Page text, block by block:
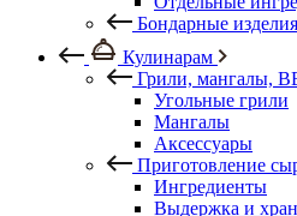
Бондарные изделия
Кулинарам
Грили, мангалы,
Угольные грили
Мангалы
Аксессуары
Приготовление
Ингредиенты
Выдержка и